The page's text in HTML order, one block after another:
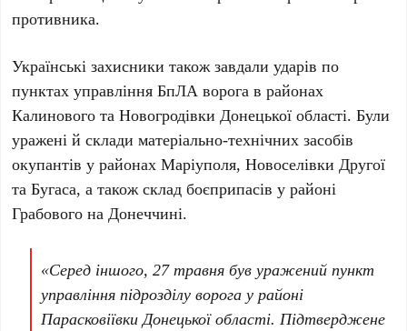
противника.
Українські захисники також завдали ударів по
пунктах управлінняБпЛА ворога в районах
Калинового таНовогродівки Донецької області. Були
уражені й склади матеріально-технічних засобів
окупантів у районахМаріуполя,Новоселівки Другої
таБугаса, а також склад боєприпасів у районі
Грабового наДонеччині.
«Серед іншого,27 травня був уражений пункт
управління підрозділу ворога у районі
Парасковіївки Донецької області. Підтверджене